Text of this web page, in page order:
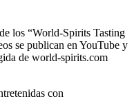
los “World-Spirits Tasting
se publican en YouTube y
de world-spirits.com
con